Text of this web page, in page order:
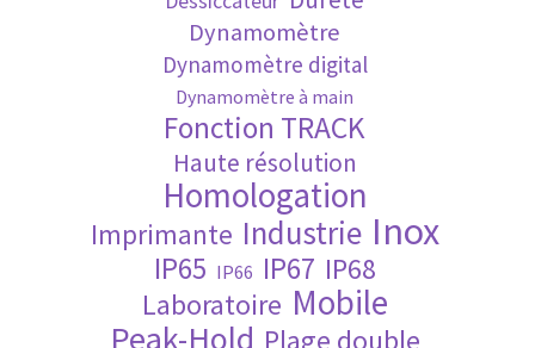
Recherche avancée
Technique
Validation de la commande
Dynamomètre
Dynamomètre digital
Dynamomètre à main
Fonction TRACK
Haute résolution
Homologation
Imprimante Industrie Inox
IP65 IP66 IP67 IP68
Laboratoire Mobile
Peak-Hold Plage double